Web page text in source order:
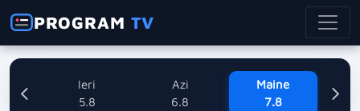
PROGRAMTV
Ieri
5.8
Azi
6.8
Maine
7.8